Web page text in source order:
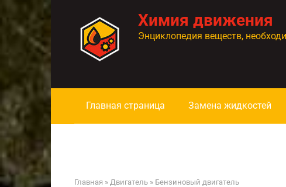
контенту
Химия движения
Энциклопедия веществ,
Главная страница Замена жидкостей
Главная » Двигатель » Бензиновый двигатель